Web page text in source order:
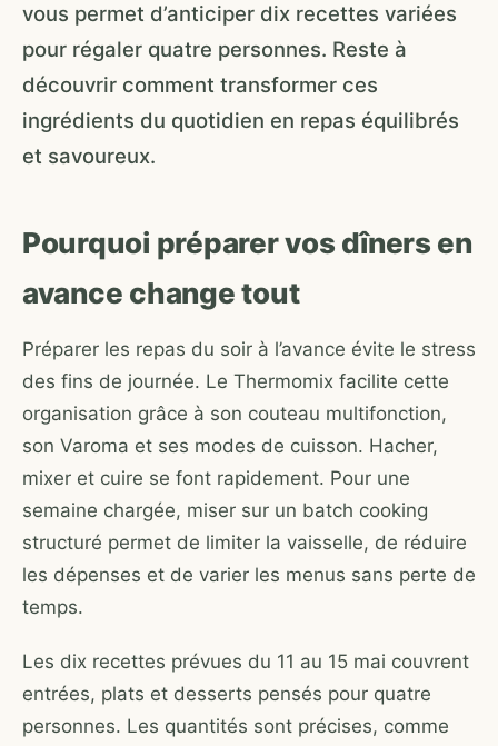
vous permet d’anticiper dix recettes variées
pour régaler quatre personnes. Reste à
découvrir comment transformer ces
ingrédients du quotidien en repas équilibrés
et savoureux.
Pourquoi préparer vos dîners en
avance change tout
Préparer les repas du soir à l’avance évite le stress
des fins de journée. Le Thermomix facilite cette
organisation grâce à son couteau multifonction,
son Varoma et ses modes de cuisson. Hacher,
mixer et cuire se font rapidement. Pour une
semaine chargée, miser sur un batch cooking
structuré permet de limiter la vaisselle, de réduire
les dépenses et de varier les menus sans perte de
temps.
Les dix recettes prévues du 11 au 15 mai couvrent
entrées, plats et desserts pensés pour quatre
personnes. Les quantités sont précises, comme